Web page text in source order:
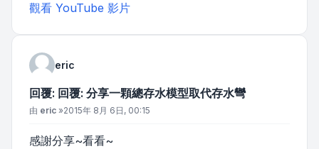
觀看 YouTube 影片
eric
回覆: 回覆: 分享一顆總存水模型取代存水彎
文章
由 eric »2015年 8月 6日, 00:15
感謝分享~看看~